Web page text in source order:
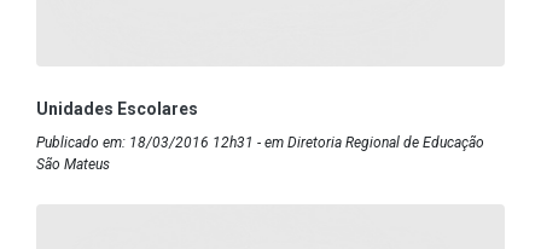
Unidades Escolares
Publicado em: 18/03/2016 12h31 - em Diretoria Regional de Educação
São Mateus